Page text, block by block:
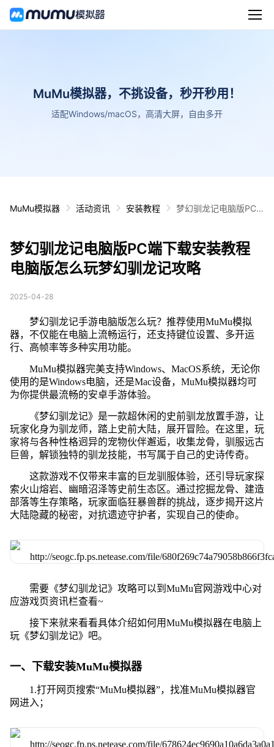
MuMu模拟器，不挑设备，秒开秒用！
适配Windows/macOS，高清大屏，自由多开
MuMu模拟器 活动资讯 安装教程
梦幻驯龙记电脑版PC
梦幻驯龙记电脑版PC端下载安装教程
电脑版怎么玩梦幻驯龙记攻略
2025-04-28
梦幻驯龙记手游电脑版怎么玩？推荐使用MuMu模拟
器，不仅能在电脑上流畅运行，还支持键位设置、多开运
行、高帧率等多种实用功能。
MuMu模拟器完美支持Windows、MacOS系统，无论你
使用的是Windows电脑，还是Mac设备，MuMu模拟器均可
为你提供最流畅的安卓手游体验。
《梦幻驯龙记》是一款超休闲的史前驯龙放置手游，让
玩家化身为驯龙师，踏上史前大陆，展开冒险。在这里，玩
家将与各种性格迥异的宠物伙伴邂逅，收集龙骨，驯服远古
巨兽，解锁独特的驯龙技能，书写属于自己的史诗传奇。
这款游戏不仅带来丰富的巨龙驯服体验，还引导玩家探
索火山熔岩、幽暗沼泽等史前生态区。通过挖掘龙骨、建造
部落等生存策略，玩家面临狂暴兽群的挑战，逐步揭开这片
大陆隐藏的秘密，对抗遗迹守护者，实现自己的使命。
需要《梦幻驯龙记》攻略可以到MuMu官网游戏中心对
应游戏页资讯栏查看~
接下来就来看看具体介绍如何用MuMu模拟器在电脑上
玩《梦幻驯龙记》吧。
一、下载安装MuMu模拟器
1.打开网页搜索“MuMu模拟器”，找准MuMu模拟器官
网进入；